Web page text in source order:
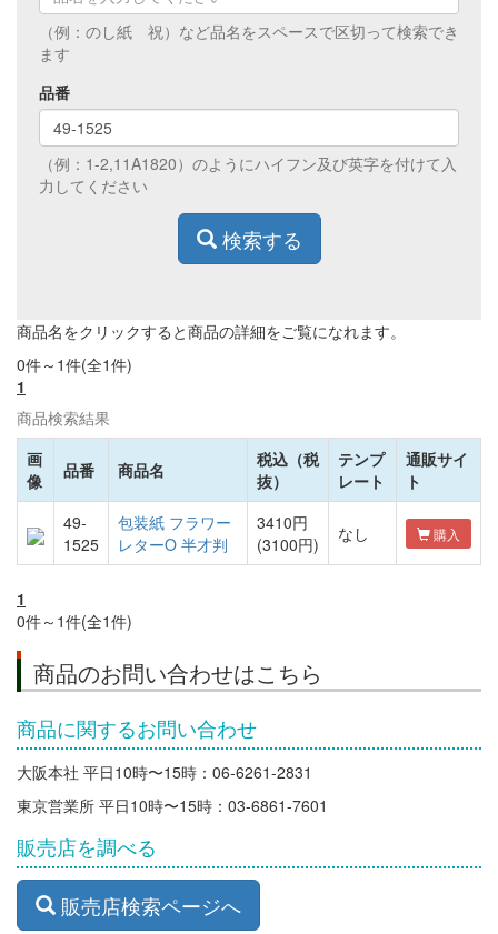
（例：のし紙 祝）など品名をスペースで区切って検索でき
ます
品番
（例：1-2,11A1820）のようにハイフン及び英字を付けて入
力してください
検索する
商品名をクリックすると商品の詳細をご覧になれます。
0件～1件(全1件)
1
商品検索結果
画
像
品番 商品名
税込（税
抜）
テンプ
レート
通販サイ
ト
49-
1525
包装紙 フラワー
レターO 半才判
3410円
(3100円)
なし 購入
1
0件～1件(全1件)
商品のお問い合わせはこちら
商品に関するお問い合わせ
大阪本社 平日10時〜15時：06-6261-2831
東京営業所 平日10時〜15時：03-6861-7601
販売店を調べる
販売店検索ページへ